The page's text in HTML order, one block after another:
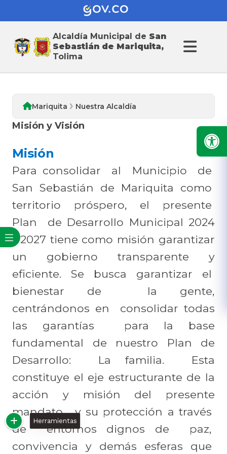
Alcaldía Municipal de San
Sebastián de Mariquita,
Tolima
Nuestra Alcaldia
Mariquita Nuestra Alcaldía
Misión y Visión
Misión
Para consolidar al Municipio de
San Sebastián de Mariquita como
territorio próspero, el presente
Plan de Desarrollo Municipal 2024
- 2027 tiene como misión garantizar
un gobierno transparente y
eficiente. Se busca garantizar el
bienestar de la gente,
centrándonos en consolidar todas
las garantías para la base
fundamental de nuestro Plan de
Desarrollo: La familia. Esta
constituye el eje estructurante de la
acción y misión del presente
mandato, y su protección a través
de entornos dignos de paz,
convivencia y demás esferas que
Herramientas